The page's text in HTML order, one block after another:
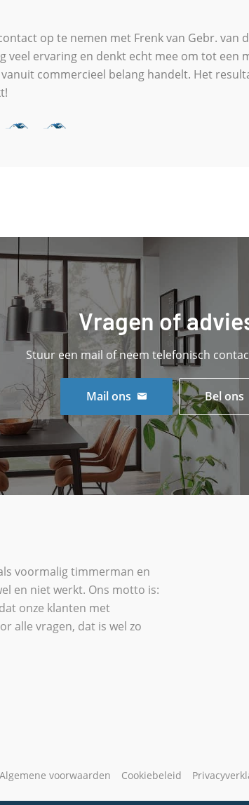
op te nemen met Frenk van Gebr.
veel ervaring en denkt echt mee om tot een
commercieel belang handelt. Het
Vragen of
Stuur een mail of neem telefonisch
Mail ons Bel ons
voormalig timmerman en
en niet werkt. Ons motto is:
onze klanten met
alle vragen, dat is wel zo
Algemene voorwaarden Cookiebeleid